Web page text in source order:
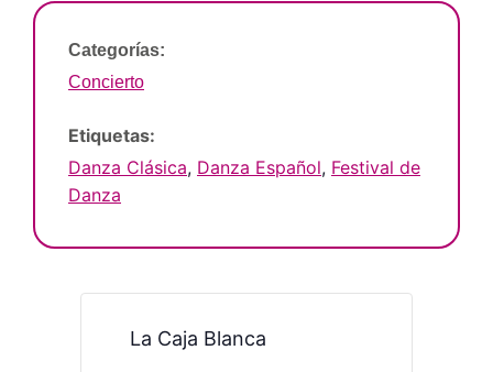
Categorías:
Concierto
Etiquetas:
Danza Clásica, Danza Español, Festival de
Danza
La Caja Blanca